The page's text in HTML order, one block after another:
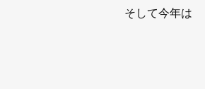
そして今年は